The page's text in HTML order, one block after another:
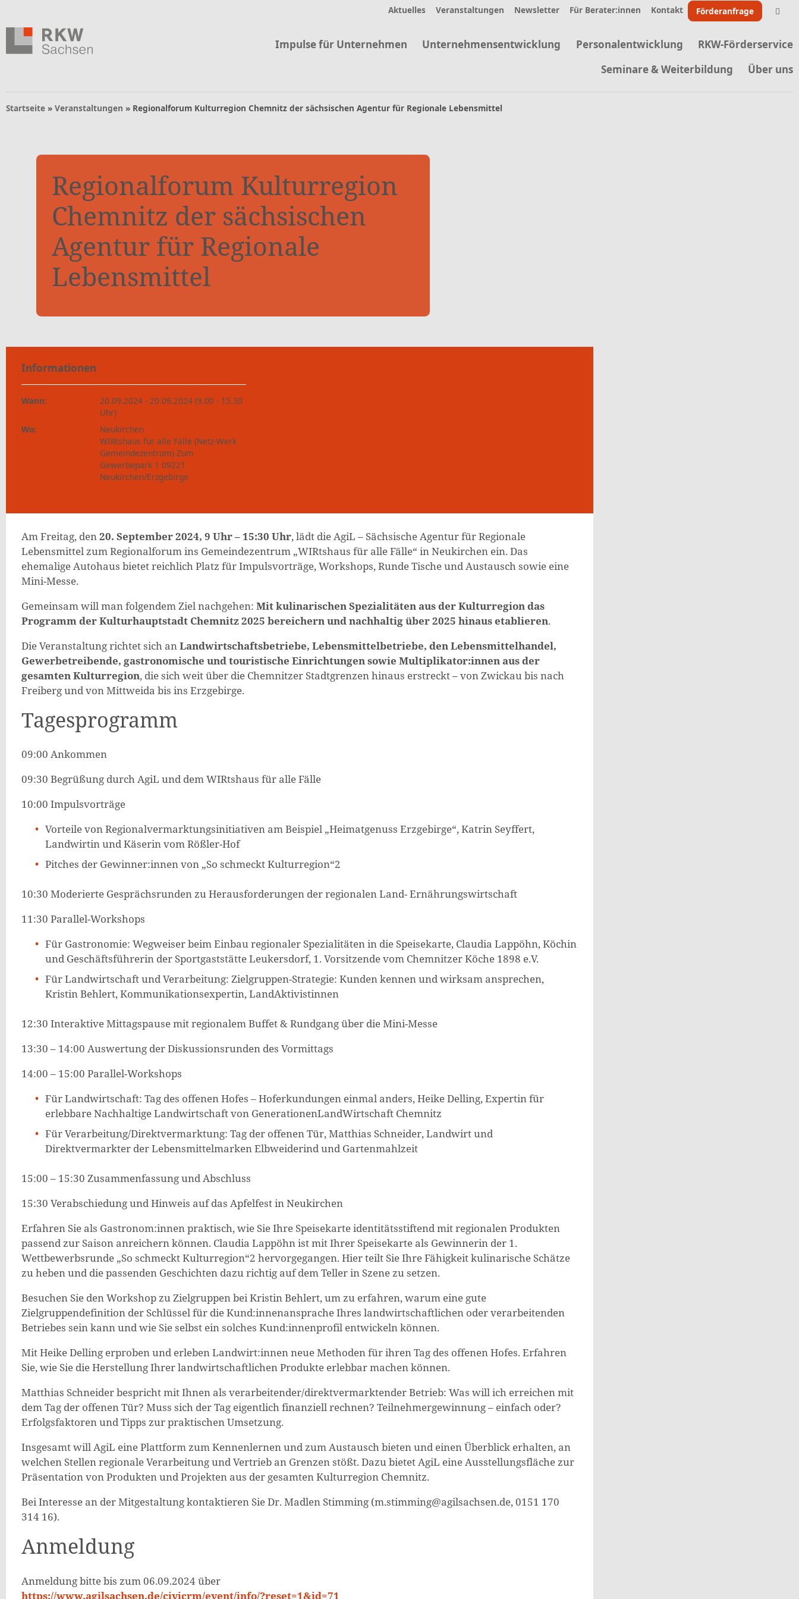
Impulse für Unternehmen Unternehmensentwicklung Personalentwicklung
RKW-Förderservice
Seminare & Weiterbildung
Über uns
Aktuelles Veranstaltungen Newsletter Für Berater:innen Kontakt Förderanfrage
Startseite » Veranstaltungen » Regionalforum Kulturregion Chemnitz der sächsischen Agentur für Regionale Lebensmittel
Regionalforum Kulturregion
Chemnitz der sächsischen
Agentur für Regionale
Lebensmittel
Informationen
Wann:
20.09.2024 - 20.09.2024 (9.00 - 15.30
Uhr)
Wo:
Neukirchen
WIRtshaus für alle Fälle (Netz-Werk
Gemeindezentrum) Zum
Gewerbepark 1 09221
Neukirchen/Erzgebirge
Am Freitag, den20. September 2024, 9 Uhr – 15:30 Uhr, lädt die AgiL – Sächsische Agentur für Regionale
Lebensmittel zum Regionalforum ins Gemeindezentrum „WIRtshaus für alle Fälle“ in Neukirchen ein. Das
ehemalige Autohaus bietet reichlich Platz für Impulsvorträge, Workshops, Runde Tische und Austausch sowie eine
Mini-Messe.
Gemeinsam will man folgendem Ziel nachgehen: Mit kulinarischen Spezialitäten aus der Kulturregion das
Programm der Kulturhauptstadt Chemnitz 2025 bereichern und nachhaltig über 2025 hinaus etablieren.
Die Veranstaltung richtet sich anLandwirtschaftsbetriebe, Lebensmittelbetriebe, den Lebensmittelhandel,
Gewerbetreibende, gastronomische und touristische Einrichtungen sowie Multiplikator:innen aus der
gesamten Kulturregion, die sich weit über die Chemnitzer Stadtgrenzen hinaus erstreckt – von Zwickau bis nach
Freiberg und von Mittweida bis ins Erzgebirge.
Tagesprogramm
09:00 Ankommen
09:30 Begrüßung durch AgiL und dem WIRtshaus für alle Fälle
10:00 Impulsvorträge
Vorteile von Regionalvermarktungsinitiativen am Beispiel „Heimatgenuss Erzgebirge“, Katrin Seyffert,
Landwirtin und Käserin vom Rößler-Hof
Pitches der Gewinner:innen von „So schmeckt Kulturregion“2
10:30 Moderierte Gesprächsrunden zu Herausforderungen der regionalen Land- Ernährungswirtschaft
11:30 Parallel-Workshops
Für Gastronomie: Wegweiser beim Einbau regionaler Spezialitäten in die Speisekarte, Claudia Lappöhn, Köchin
und Geschäftsführerin der Sportgaststätte Leukersdorf, 1. Vorsitzende vom Chemnitzer Köche 1898 e.V.
Für Landwirtschaft und Verarbeitung: Zielgruppen-Strategie: Kunden kennen und wirksam ansprechen,
Kristin Behlert, Kommunikationsexpertin, LandAktivistinnen
12:30 Interaktive Mittagspause mit regionalem Buffet & Rundgang über die Mini-Messe
13:30 – 14:00 Auswertung der Diskussionsrunden des Vormittags
14:00 – 15:00 Parallel-Workshops
Für Landwirtschaft: Tag des offenen Hofes – Hoferkundungen einmal anders, Heike Delling, Expertin für
erlebbare Nachhaltige Landwirtschaft von GenerationenLandWirtschaft Chemnitz
Für Verarbeitung/Direktvermarktung: Tag der offenen Tür, Matthias Schneider, Landwirt und
Direktvermarkter der Lebensmittelmarken Elbweiderind und Gartenmahlzeit
15:00 – 15:30 Zusammenfassung und Abschluss
15:30 Verabschiedung und Hinweis auf das Apfelfest in Neukirchen
Erfahren Sie als Gastronom:innen praktisch, wie Sie Ihre Speisekarte identitätsstiftend mit regionalen Produkten
passend zur Saison anreichern können. Claudia Lappöhn ist mit Ihrer Speisekarte als Gewinnerin der 1.
Wettbewerbsrunde „So schmeckt Kulturregion“2 hervorgegangen. Hier teilt Sie Ihre Fähigkeit kulinarische Schätze
zu heben und die passenden Geschichten dazu richtig auf dem Teller in Szene zu setzen.
Besuchen Sie den Workshop zu Zielgruppen bei Kristin Behlert, um zu erfahren, warum eine gute
Zielgruppendefinition der Schlüssel für die Kund:innenansprache Ihres landwirtschaftlichen oder verarbeitenden
Betriebes sein kann und wie Sie selbst ein solches Kund:innenprofil entwickeln können.
Mit Heike Delling erproben und erleben Landwirt:innen neue Methoden für ihren Tag des offenen Hofes. Erfahren
Sie, wie Sie die Herstellung Ihrer landwirtschaftlichen Produkte erlebbar machen können.
Matthias Schneider bespricht mit Ihnen als verarbeitender/direktvermarktender Betrieb: Was will ich erreichen mit
dem Tag der offenen Tür? Muss sich der Tag eigentlich finanziell rechnen? Teilnehmergewinnung – einfach oder?
Erfolgsfaktoren und Tipps zur praktischen Umsetzung.
Insgesamt will AgiL eine Plattform zum Kennenlernen und zum Austausch bieten und einen Überblick erhalten, an
welchen Stellen regionale Verarbeitung und Vertrieb an Grenzen stößt. Dazu bietet AgiL eine Ausstellungsfläche zur
Präsentation von Produkten und Projekten aus der gesamten Kulturregion Chemnitz.
Bei Interesse an der Mitgestaltung kontaktieren Sie Dr. Madlen Stimming (m.stimming@agilsachsen.de, 0151 170
314 16).
Anmeldung
Anmeldung bitte bis zum 06.09.2024 über
https://www.agilsachsen.de/civicrm/event/info/?reset=1&id=71